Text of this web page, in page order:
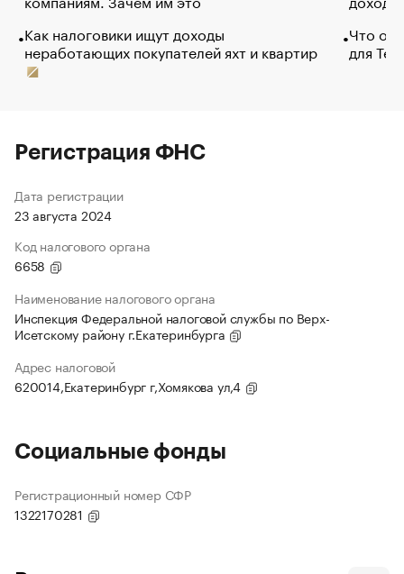
Как налоговики ищут доходы
неработающих покупателей яхт и квартир
Что
для
Регистрация ФНС
Дата регистрации
23 августа 2024
Код налогового органа
6658
Наименование налогового органа
Инспекция Федеральной налоговой службы по Верх-
Исетскому району г.Екатеринбурга
Адрес налоговой
620014,Екатеринбург г,Хомякова ул,4
Социальные фонды
Регистрационный номер СФР
1322170281